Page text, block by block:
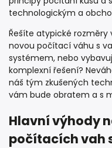
technologickým a
Řešíte atypické
novou počítací váhu s
systémem, nebo
komplexní řešení?
náš tým zkušených
vám bude obratem a s
Hlavní výhody
počítacích vah